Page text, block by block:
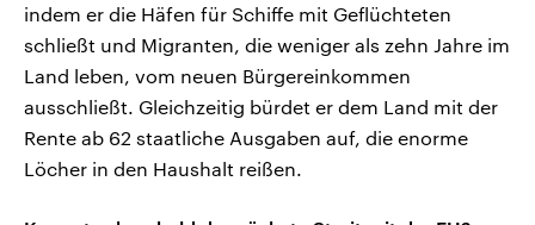
indem er die Häfen für Schiffe mit Geflüchteten
schließt und Migranten, die weniger als zehn Jahre im
Land leben, vom neuen Bürgereinkommen
ausschließt. Gleichzeitig bürdet er dem Land mit der
Rente ab 62 staatliche Ausgaben auf, die enorme
Löcher in den Haushalt reißen.